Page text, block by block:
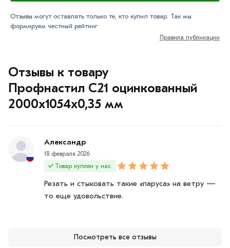
Отзывы к товару
Профнастил С21 оцинкованный
2000х1054х0,35 мм
Александр
18 февраля 2026
Товар куплен у нас
Резать и стыковать такие «паруса» на ветру —
то еще удовольствие.
Посмотреть все отзывы
Отзывы могут оставлять только те, кто купил товар. Так мы
формируем честный рейтинг
Правила публикации